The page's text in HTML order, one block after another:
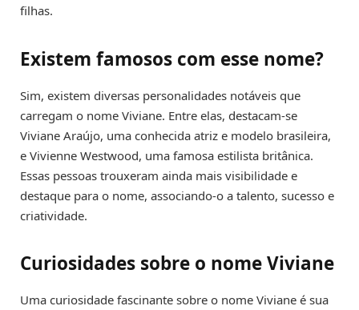
filhas.
Existem famosos com esse nome?
Sim, existem diversas personalidades notáveis que
carregam o nome Viviane. Entre elas, destacam-se
Viviane Araújo, uma conhecida atriz e modelo brasileira,
e Vivienne Westwood, uma famosa estilista britânica.
Essas pessoas trouxeram ainda mais visibilidade e
destaque para o nome, associando-o a talento, sucesso e
criatividade.
Curiosidades sobre o nome Viviane
Uma curiosidade fascinante sobre o nome Viviane é sua